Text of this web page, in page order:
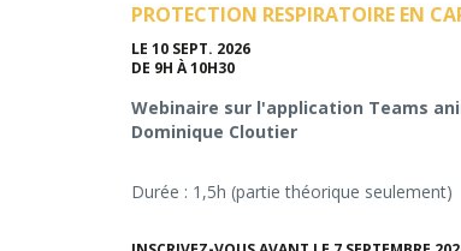
PROTECTION RESPIRATOIRE EN
LE 10 SEPT. 2026
DE 9H À 10H30
Webinaire sur l'application Teams
Dominique Cloutier
Durée : 1,5h (partie théorique seulement)